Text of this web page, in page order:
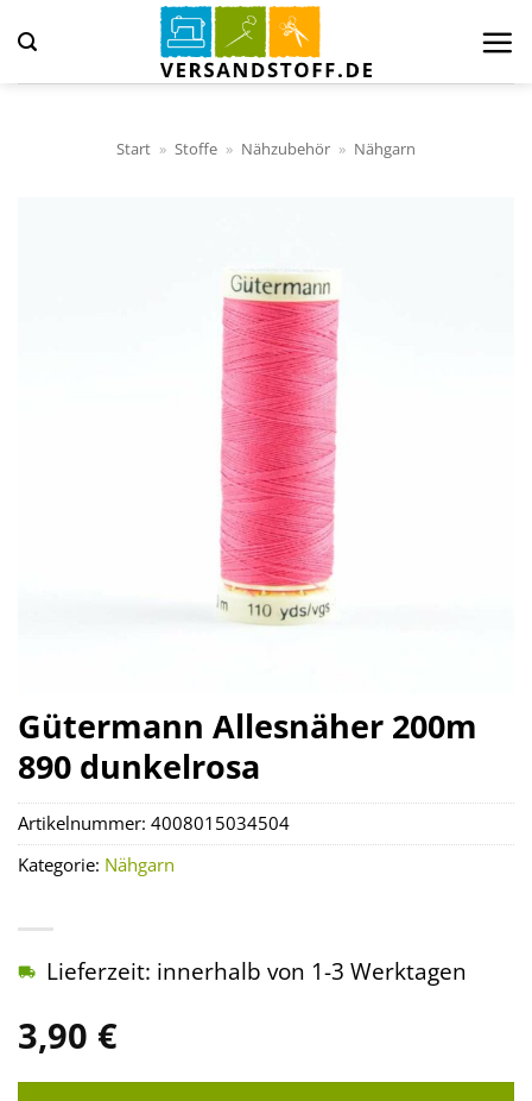
Inhalt
springen
Start » Stoffe » Nähzubehör » Nähgarn
Gütermann Allesnäher 200m
890 dunkelrosa
3,90 €
Lieferzeit: innerhalb von 1-3 Werktagen
Artikelnummer: 4008015034504
Kategorie: Nähgarn